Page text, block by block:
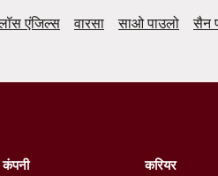
एंजिल्स वारसा साओ पाउलो सैन
करियर
कंपनी